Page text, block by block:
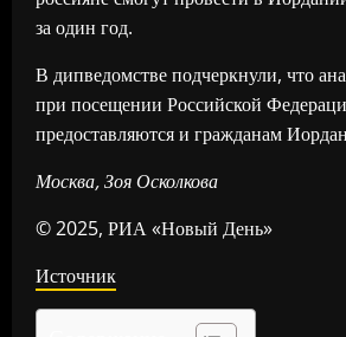
за один год.
В дипведомстве подчеркнули, что
при посещении Российской
предоставляются и гражданам
Москва, Зоя Осколкова
© 2025, РИА «Новый День»
Источник